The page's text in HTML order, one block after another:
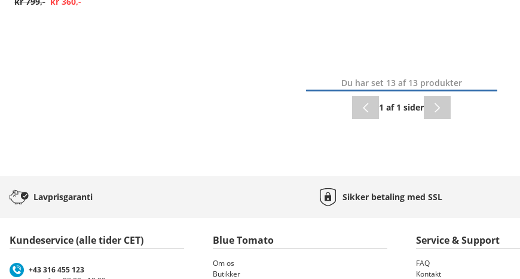
Du har set 13 af 13 produkter
1 af 1 sider
Lavprisgaranti Sikker betaling medSSL
Kundeservice (alle tider CET)
+43 316 455 123
Blue Tomato
Om os
Butikker
Service & Support
FAQ
Kontakt